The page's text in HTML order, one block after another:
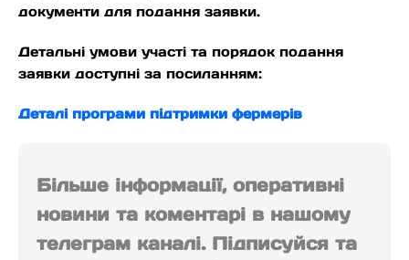
документи для подання заявки.
Детальні умови участі та порядок подання
заявки доступні за посиланням:
Деталі програми підтримки фермерів
Більше інформації, оперативні
новини та коментарі в нашому
телеграм каналі. Підписуйся та